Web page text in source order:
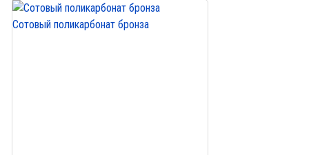
Сотовый поликарбонат бронза